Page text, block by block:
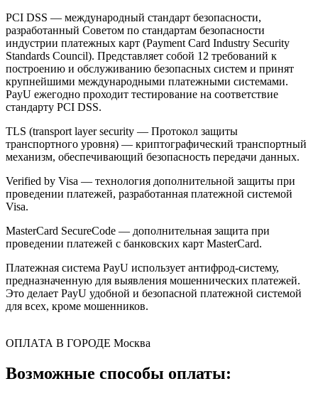
PCI DSS — международный стандарт безопасности,
разработанный Советом по стандартам безопасности
индустрии платежных карт (Payment Card Industry Security
Standards Council). Представляет собой 12 требований к
построению и обслуживанию безопасных систем и принят
крупнейшими международными платежными системами.
PayU ежегодно проходит тестирование на соответствие
стандарту PCI DSS.
TLS (transport layer security — Протокол защиты
транспортного уровня) — криптографический транспортный
механизм, обеспечивающий безопасность передачи данных.
Verified by Visa — технология дополнительной защиты при
проведении платежей, разработанная платежной системой
Visa.
MasterCard SecureCode — дополнительная защита при
проведении платежей с банковских карт MasterCard.
Платежная система PayU использует антифрод-систему,
предназначенную для выявления мошеннических платежей.
Это делает PayU удобной и безопасной платежной системой
для всех, кроме мошенников.
ОПЛАТА В ГОРОДЕ Москва
Возможные способы оплаты: